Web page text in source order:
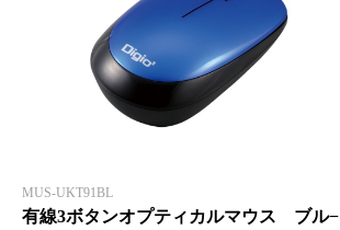
MUS-UKT91BL
有線3ボタンオプティカルマウス ブル−